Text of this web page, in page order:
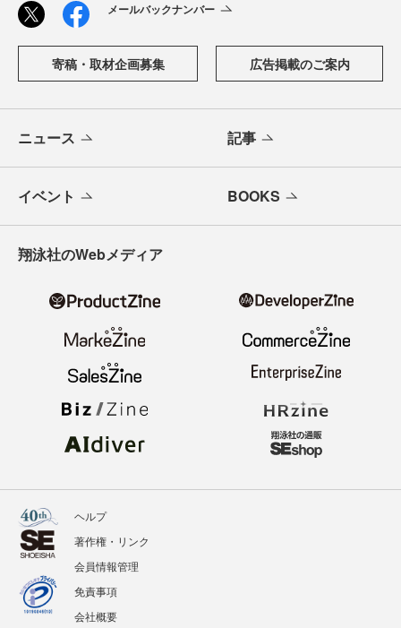
メールバックナンバー
寄稿・取材企画募集 広告掲載のご案内
ニュース 記事
イベント BOOKS
翔泳社のWebメディア
ヘルプ
著作権・リンク
会員情報管理
免責事項
会社概要